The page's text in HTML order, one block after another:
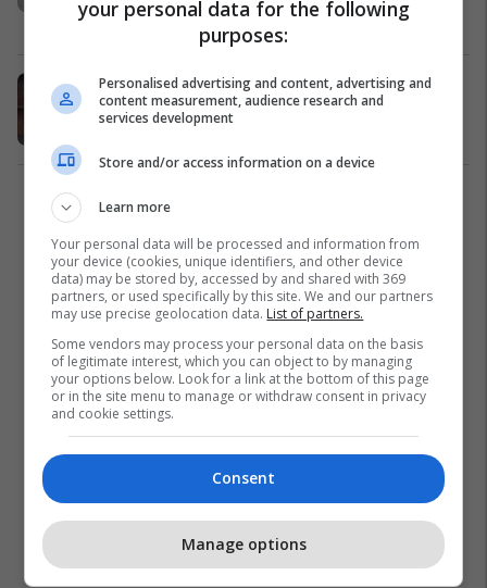
Kosovë 17/09/2022
Reshjet e dendura të shiut
vërshojnë fshatrat e Rahovecit
Kosovë
your personal data for the following
purposes:
Personalised advertising and content, advertising and
content measurement, audience research and
services development
Store and/or access information on a device
Learn more
Your personal data will be processed and information from
your device (cookies, unique identifiers, and other device
data) may be stored by, accessed by and shared with 369
partners, or used specifically by this site. We and our partners
may use precise geolocation data. List of partners.
Some vendors may process your personal data on the basis
of legitimate interest, which you can object to by managing
your options below. Look for a link at the bottom of this page
or in the site menu to manage or withdraw consent in privacy
and cookie settings.
Consent
Manage options